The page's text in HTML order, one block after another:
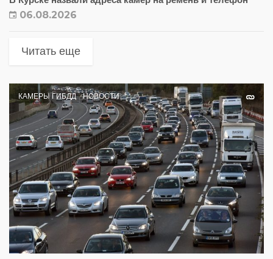
06.08.2026
Читать еще
КАМЕРЫ ГИБДД НОВОСТИ